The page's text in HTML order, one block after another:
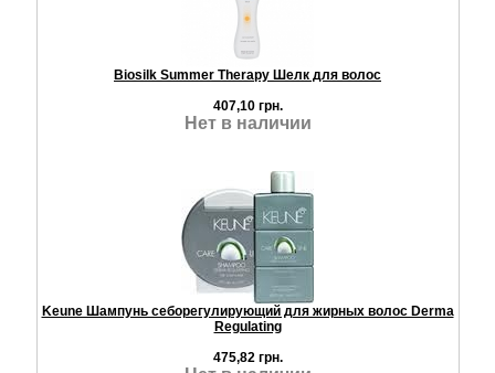
Biosilk Summer Therapy Шелк для волос
407,10 грн.
Нет в наличии
Keune Шампунь себорегулирующий для жирных волос Derma
Regulating
475,82 грн.